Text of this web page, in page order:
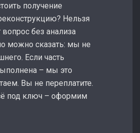
получение
Нельзя
вопрос без анализа
можно сказать: мы не
Если часть
– мы это
Вы не переплатите.
под ключ – оформим